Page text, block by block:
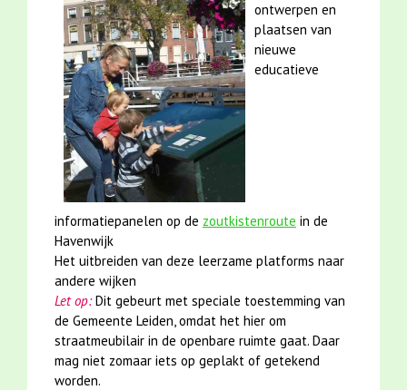
ontwerpen en
plaatsen van
nieuwe
educatieve
informatiepanelen op de zoutkistenroute in de
Havenwijk
Het uitbreiden van deze leerzame platforms naar
andere wijken
Let op:Dit gebeurt met speciale toestemming van
de Gemeente Leiden, omdat het hier om
straatmeubilair in de openbare ruimte gaat. Daar
mag niet zomaar iets op geplakt of getekend
worden.